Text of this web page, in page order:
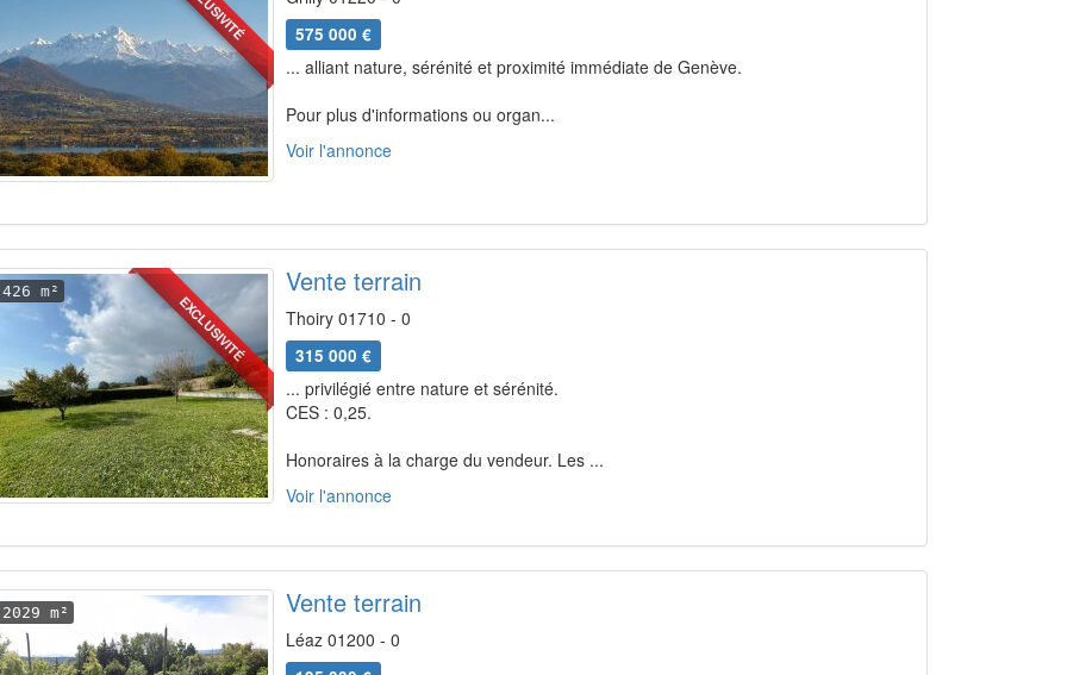
575 000 €
... alliant nature, sérénité et proximité immédiate de Genève.
Pour plus d'informations ou organ...
Voir l'annonce
EXCLUSIVITÉ
426 m² Vente terrain
Thoiry 01710 - 0
315 000 €
... privilégié entre nature et sérénité.
CES : 0,25.
Honoraires à la charge du vendeur. Les ...
Voir l'annonce
2029 m² Vente terrain
Léaz 01200 - 0